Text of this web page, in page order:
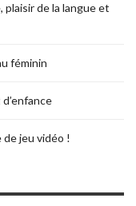
de la langue et
féminin
jeu vidéo !